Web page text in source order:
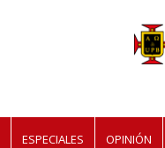
ESPECIALES OPINIÓN